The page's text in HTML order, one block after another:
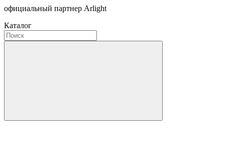
официальный партнер Arlight
Каталог